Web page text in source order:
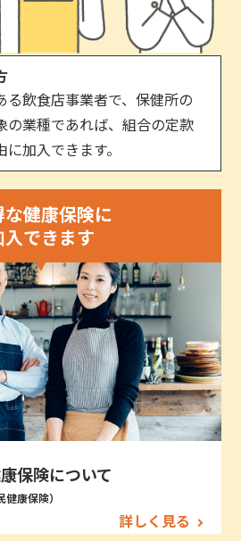
る飲食店事業者で、保健所の
の業種であれば、組合の定款
加入できます。
な健康保険に
入できます
保険について
健康保険）
詳しく見る